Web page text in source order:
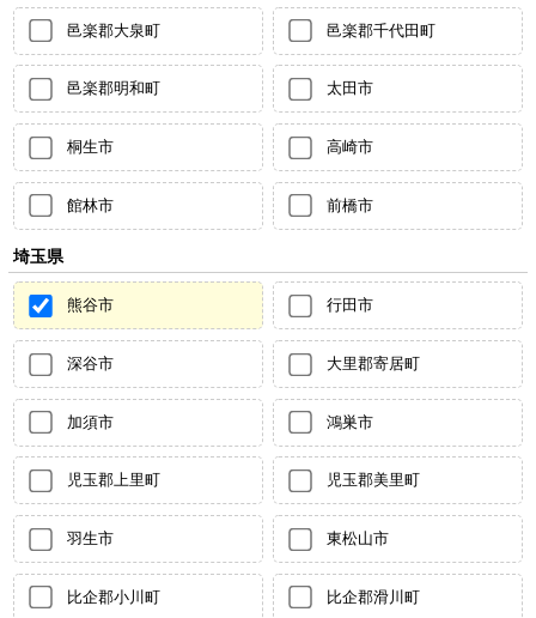
邑楽郡大泉町 邑楽郡千代田町
邑楽郡明和町 太田市
桐生市 高崎市
館林市 前橋市
埼玉県
熊谷市 行田市
深谷市 大里郡寄居町
加須市 鴻巣市
児玉郡上里町 児玉郡美里町
羽生市 東松山市
比企郡小川町 比企郡滑川町